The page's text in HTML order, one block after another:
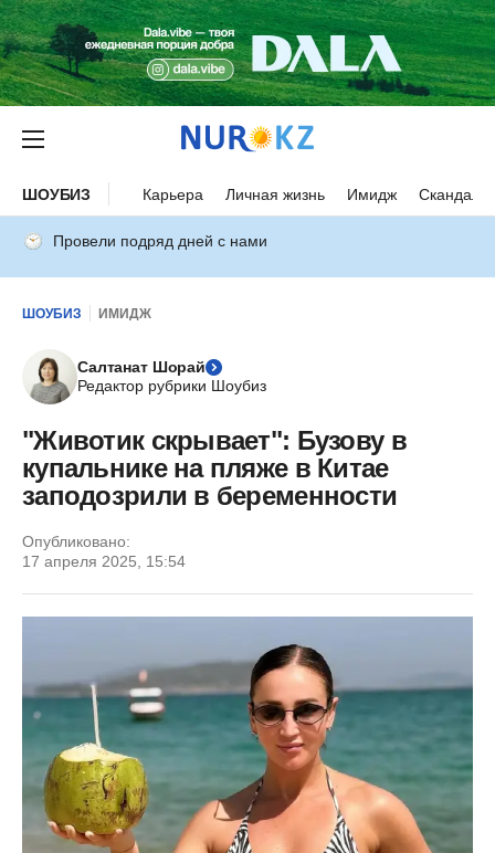
ШОУБИЗ Карьера Личная жизнь Имидж Скандалы
Провели подряд дней с нами
ШОУБИЗ ИМИДЖ
Салтанат Шорай
Редактор рубрики Шоубиз
"Животик скрывает": Бузову в
купальнике на пляже в Китае
заподозрили в беременности
Опубликовано:
17 апреля 2025, 15:54